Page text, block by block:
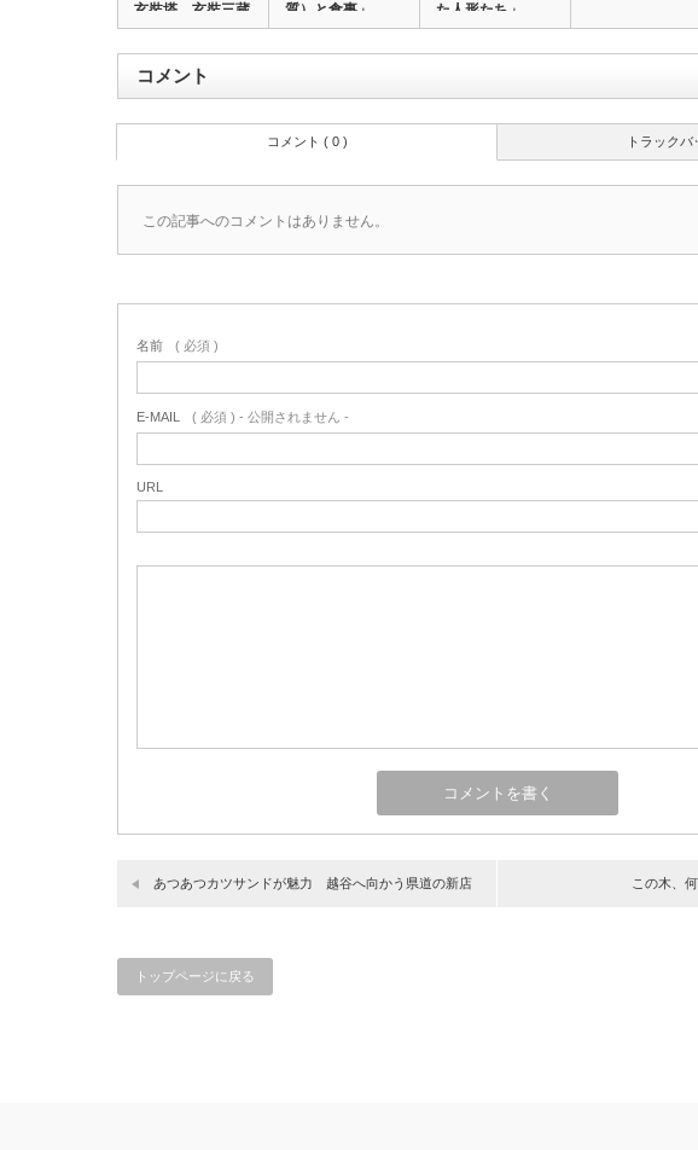
玄奘塔 玄奘三蔵
霊…
質）と食事」
た人形たち」…
コメント
トラックバ
コメント ( 0 )
この記事へのコメントはありません。
名前 ( 必須 )
E-MAIL ( 必須 ) - 公開されません -
URL
あつあつカツサンドが魅力 越谷へ向かう県道の新店 この木、
トップページに戻る